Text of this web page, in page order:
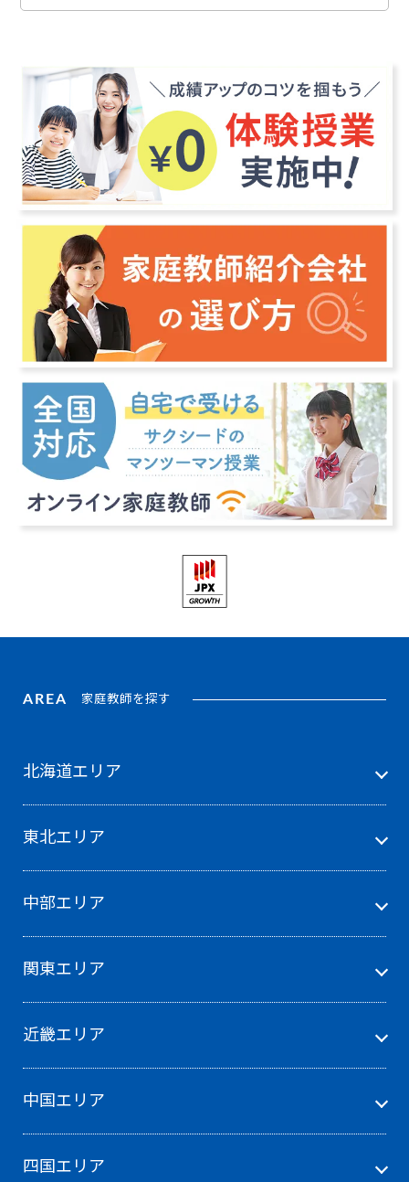
AREA 家庭教師を探す
北海道エリア
東北エリア
中部エリア
関東エリア
近畿エリア
中国エリア
四国エリア